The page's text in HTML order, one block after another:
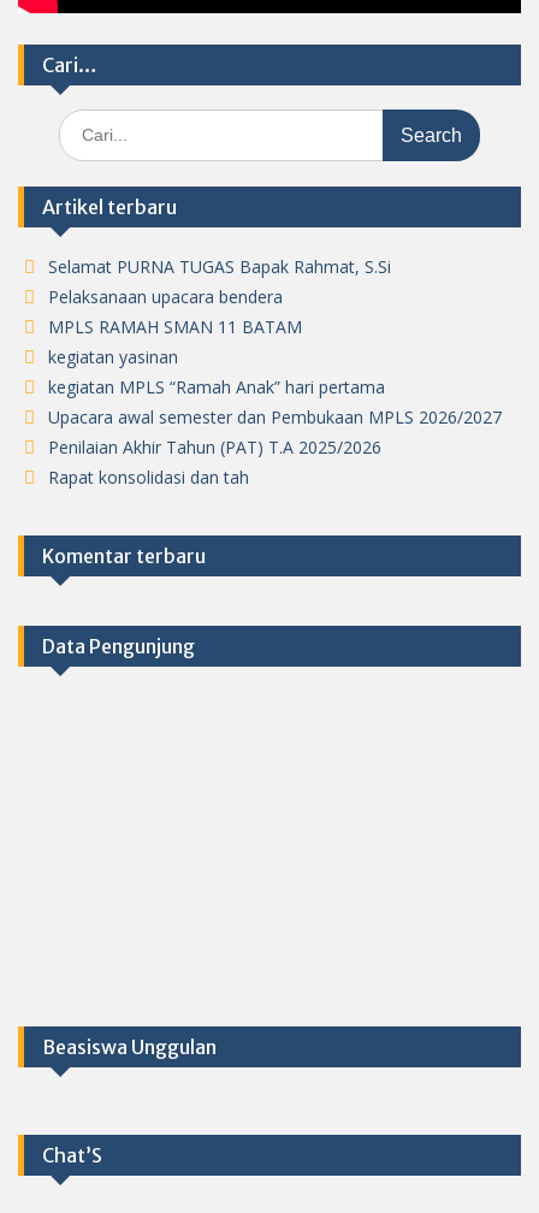
Cari…
Search
for:
Artikel terbaru
Selamat PURNA TUGAS Bapak Rahmat, S.Si
Pelaksanaan upacara bendera
MPLS RAMAH SMAN 11 BATAM
kegiatan yasinan
kegiatan MPLS “Ramah Anak” hari pertama
Upacara awal semester dan Pembukaan MPLS 2026/2027
Penilaian Akhir Tahun (PAT) T.A 2025/2026
Rapat konsolidasi dan tah
Komentar terbaru
Data Pengunjung
Beasiswa Unggulan
Chat’S